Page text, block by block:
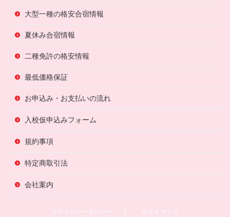
大型一種の格安合宿情報
夏休み合宿情報
二種免許の格安情報
最低価格保証
お申込み・お支払いの流れ
入校仮申込みフォーム
規約事項
特定商取引法
会社案内
プライバシーポリシー サイトマップ